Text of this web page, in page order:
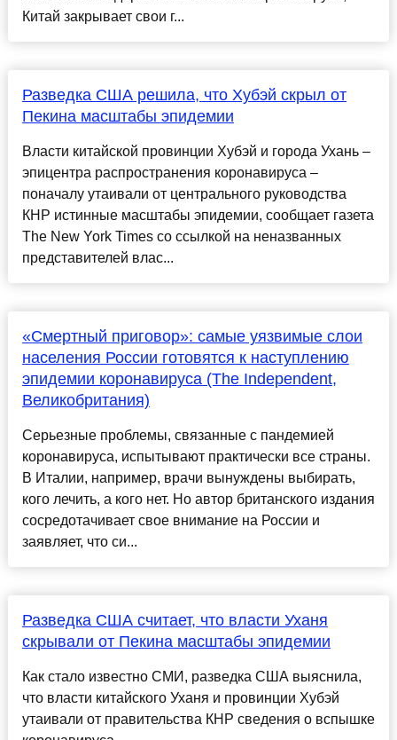
Китай закрывает свои г...
Разведка США решила, что Хубэй скрыл от
Пекина масштабы эпидемии
Власти китайской провинции Хубэй и города Ухань –
эпицентра распространения коронавируса –
поначалу утаивали от центрального руководства
КНР истинные масштабы эпидемии, сообщает газета
The New York Times со ссылкой на неназванных
представителей влас...
«Смертный приговор»: самые уязвимые слои
населения России готовятся к наступлению
эпидемии коронавируса (The Independent,
Великобритания)
Серьезные проблемы, связанные с пандемией
коронавируса, испытывают практически все страны.
В Италии, например, врачи вынуждены выбирать,
кого лечить, а кого нет. Но автор британского издания
сосредотачивает свое внимание на России и
заявляет, что си...
Разведка США считает, что власти Уханя
скрывали от Пекина масштабы эпидемии
Как стало известно СМИ, разведка США выяснила,
что власти китайского Уханя и провинции Хубэй
утаивали от правительства КНР сведения о вспышке